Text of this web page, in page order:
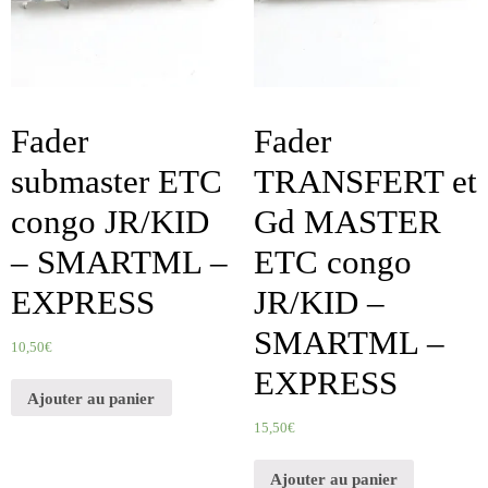
Fader
submaster ETC
congo JR/KID
– SMARTML –
EXPRESS
10,50€
Ajouter au panier
Fader
TRANSFERT et
Gd MASTER
ETC congo
JR/KID –
SMARTML –
EXPRESS
15,50€
Ajouter au panier